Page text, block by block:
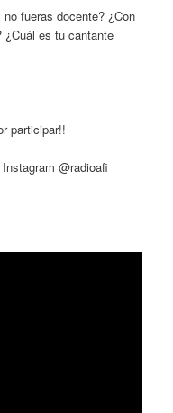
fueras docente? ¿Con
¿Cuál es tu cantante
participar!!
@radioafi